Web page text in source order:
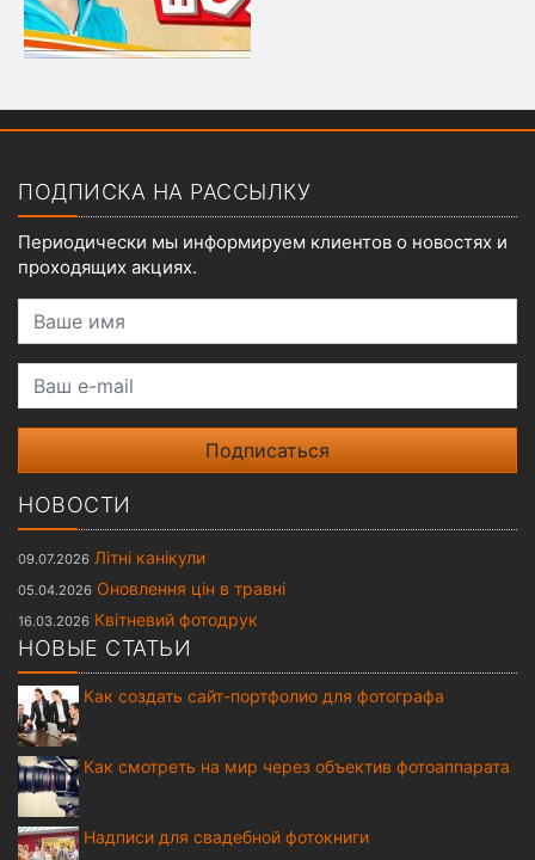
ПОДПИСКА НА РАССЫЛКУ
Периодически мы информируем клиентов о новостях и
проходящих акциях.
Ваше имя
Ваш e-mail
НОВОСТИ
09.07.2026 Літні канікули
05.04.2026 Оновлення цін в травні
16.03.2026 Квітневий фотодрук
НОВЫЕ СТАТЬИ
Как создать сайт-портфолио для фотографа
Как смотреть на мир через объектив фотоаппарата
Надписи для свадебной фотокниги